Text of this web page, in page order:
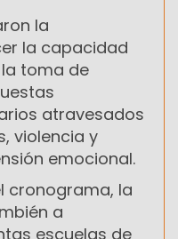
la
la capacidad
toma de
atravesados
violencia y
emocional.
cronograma, la
a
escuelas de